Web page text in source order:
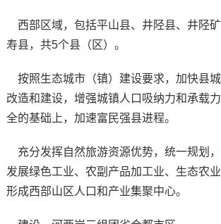
西部区域，包括平山县、井陉县、井陉
寿县，共5个县（区）。
按照生态城市（镇）建设要求，加快县
改造和建设，增强城镇人口吸纳力和承载
全的基础上，加速富民强县进程。
充分发挥自然旅游资源优势，统一规划
发展绿色工业、农副产品加工业、生态农业
形成西部山区人口和产业集聚中心。